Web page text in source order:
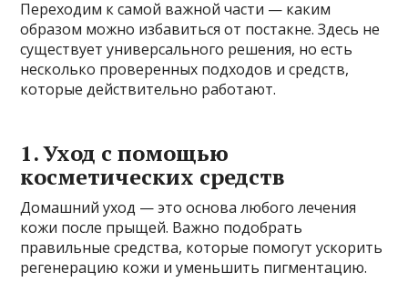
Переходим к самой важной части — каким
образом можно избавиться от постакне. Здесь не
существует универсального решения, но есть
несколько проверенных подходов и средств,
которые действительно работают.
1. Уход с помощью
косметических средств
Домашний уход — это основа любого лечения
кожи после прыщей. Важно подобрать
правильные средства, которые помогут ускорить
регенерацию кожи и уменьшить пигментацию.